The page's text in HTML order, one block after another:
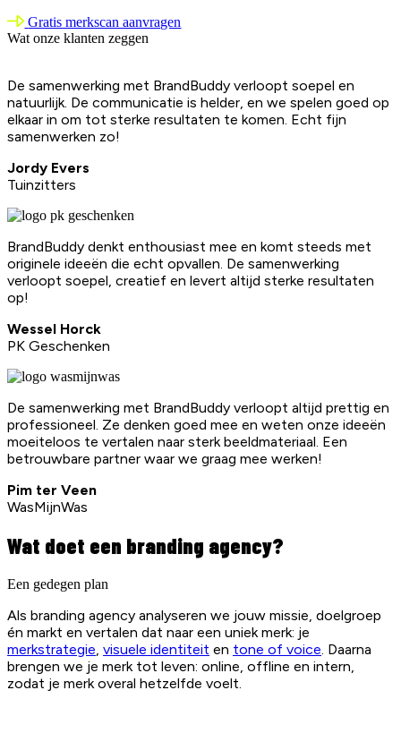
Gratis merkscan aanvragen
Wat onze klanten zeggen
De samenwerking met BrandBuddy verloopt soepel en
natuurlijk. De communicatie is helder, en we spelen goed op
elkaar in om tot sterke resultaten te komen. Echt fijn
samenwerken zo!
Jordy Evers
Tuinzitters
BrandBuddy denkt enthousiast mee en komt steeds met
originele ideeën die echt opvallen. De samenwerking
verloopt soepel, creatief en levert altijd sterke resultaten
op!
Wessel Horck
PK Geschenken
De samenwerking met BrandBuddy verloopt altijd prettig en
professioneel. Ze denken goed mee en weten onze ideeën
moeiteloos te vertalen naar sterk beeldmateriaal. Een
betrouwbare partner waar we graag mee werken!
Pim ter Veen
WasMijnWas
Wat doet een branding agency?
Een gedegen plan
Als branding agency analyseren we jouw missie, doelgroep
én markt en vertalen dat naar een uniek merk: je
merkstrategie, visuele identiteit en tone of voice. Daarna
brengen we je merk tot leven: online, offline en intern,
zodat je merk overal hetzelfde voelt.